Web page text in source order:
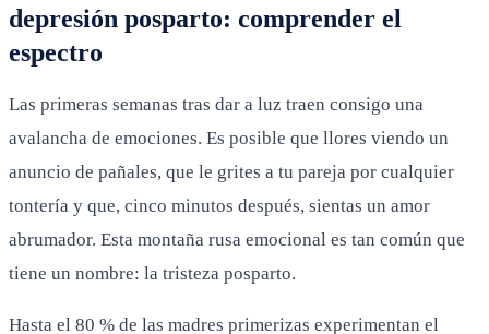
depresión posparto: comprender el
espectro
Las primeras semanas tras dar a luz traen consigo una
avalancha de emociones. Es posible que llores viendo un
anuncio de pañales, que le grites a tu pareja por cualquier
tontería y que, cinco minutos después, sientas un amor
abrumador. Esta montaña rusa emocional es tan común que
tiene un nombre: la tristeza posparto.
Hasta el 80 % de las madres primerizas experimentan el